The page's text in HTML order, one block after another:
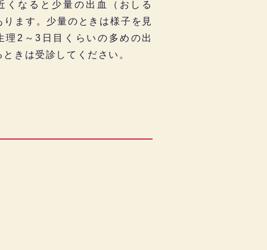
くなると少量の出血（おしる
ります。少量のときは様子を見
理2～3日目くらいの多めの出
ときは受診してください。